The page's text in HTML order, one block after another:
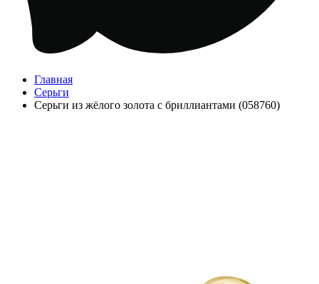
Главная
Серьги
Серьги из жёлого золота с бриллиантами (058760)